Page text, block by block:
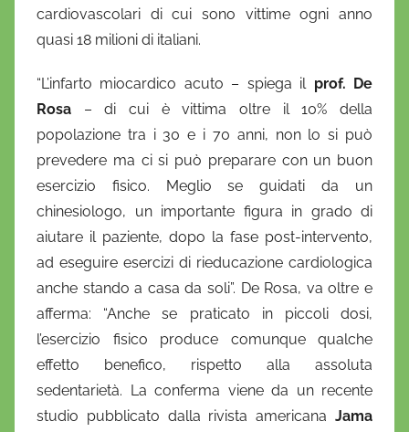
cardiovascolari di cui sono vittime ogni anno
quasi 18 milioni di italiani.
“L’infarto miocardico acuto – spiega il prof. De
Rosa – di cui è vittima oltre il 10% della
popolazione tra i 30 e i 70 anni, non lo si può
prevedere ma ci si può preparare con un buon
esercizio fisico. Meglio se guidati da un
chinesiologo, un importante figura in grado di
aiutare il paziente, dopo la fase post-intervento,
ad eseguire esercizi di rieducazione cardiologica
anche stando a casa da soli”. De Rosa, va oltre e
afferma: “Anche se praticato in piccoli dosi,
l’esercizio fisico produce comunque qualche
effetto benefico, rispetto alla assoluta
sedentarietà. La conferma viene da un recente
studio pubblicato dalla rivista americana Jama